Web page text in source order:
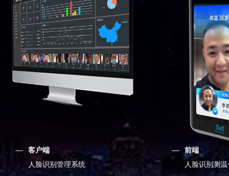
客户端
人脸识别管理系统
前端
人脸识别测